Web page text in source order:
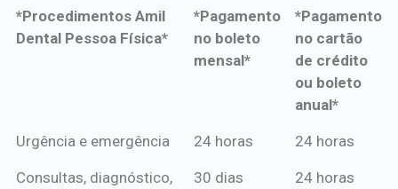
*Procedimentos Amil
Dental Pessoa Física*
*Pagamento
no boleto
mensal*
*Pagamento
no cartão
de crédito
ou boleto
anual*
*Procedimentos Amil
*Pagamento
mensal*
*Pagamento
de crédito
Urgência e emergência 24 horas 24 horas
Consultas, diagnóstico,
30 dias 24 horas